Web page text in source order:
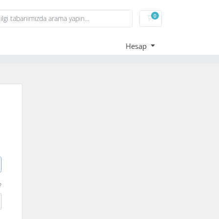
0Sepet
Hesap